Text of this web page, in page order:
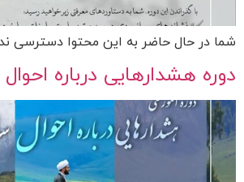
شما در حال حاضر به این محتوا دسترسی
دوره هشدارهایی درباره